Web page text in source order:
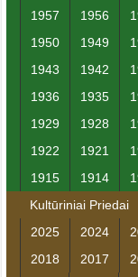
1957
1956
1950
1949
1943
1942
1936
1935
1929
1928
1922
1921
1915
1914
Kultūriniai Priedai
2025
2024
2018
2017